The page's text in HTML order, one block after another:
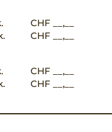
CHF __,__
CHF __,__
CHF __,__
CHF __,__